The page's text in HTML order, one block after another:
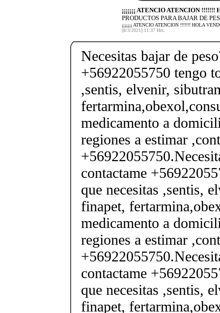
¡¡¡¡¡¡¡ ATENCIO ATENCION
PRODUCTOS PARA BAJAR DE
¡¡¡¡¡¡¡ ATENCIO ATENCION !!!!!!! HOLA
[8/3/2021] 11:37 Hrs.
Necesitas bajar de
+56922055750 tengo
,sentis, elvenir,
medicamento a
regiones a estimar
contactame
que necesitas ,sentis,
finapet,
medicamento a
regiones a estimar
contactame
que necesitas ,sentis,
finapet,